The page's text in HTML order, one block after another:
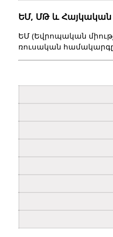
ԵՄ, ՄԹ և Հայկական
ԵՄ (Եվրոպական
ռուսական